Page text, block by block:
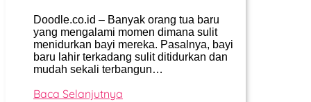
Doodle.co.id – Banyak orang tua baru
yang mengalami momen dimana sulit
menidurkan bayi mereka. Pasalnya, bayi
baru lahir terkadang sulit ditidurkan dan
mudah sekali terbangun…
Baca Selanjutnya